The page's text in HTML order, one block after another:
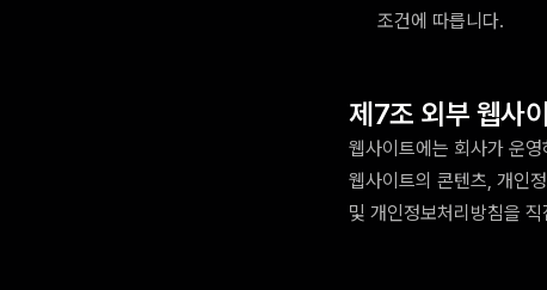
조건에 따릅니다.
제7조 외부 웹사
웹사이트에는 회사가 운
웹사이트의 콘텐츠, 개인
및 개인정보처리방침을